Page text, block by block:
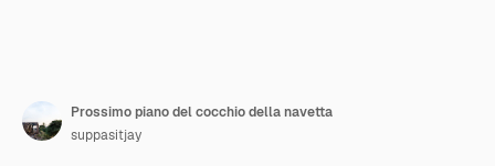
Prossimo piano del cocchio della navetta
suppasitjay